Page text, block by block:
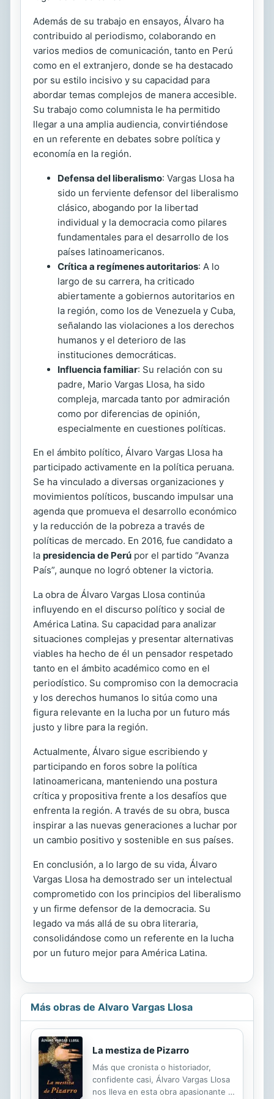
Además de su trabajo en ensayos, Álvaro ha
contribuido al periodismo, colaborando en
varios medios de comunicación, tanto en Perú
como en el extranjero, donde se ha destacado
por su estilo incisivo y su capacidad para
abordar temas complejos de manera accesible.
Su trabajo como columnista le ha permitido
llegar a una amplia audiencia, convirtiéndose
en un referente en debates sobre política y
economía en la región.
Defensa del liberalismo: Vargas Llosa ha
sido un ferviente defensor del liberalismo
clásico, abogando por la libertad
individual y la democracia como pilares
fundamentales para el desarrollo de los
países latinoamericanos.
Crítica a regímenes autoritarios: A lo
largo de su carrera, ha criticado
abiertamente a gobiernos autoritarios en
la región, como los de Venezuela y Cuba,
señalando las violaciones a los derechos
humanos y el deterioro de las
instituciones democráticas.
Influencia familiar: Su relación con su
padre, Mario Vargas Llosa, ha sido
compleja, marcada tanto por admiración
como por diferencias de opinión,
especialmente en cuestiones políticas.
En el ámbito político, Álvaro Vargas Llosa ha
participado activamente en la política peruana.
Se ha vinculado a diversas organizaciones y
movimientos políticos, buscando impulsar una
agenda que promueva el desarrollo económico
y la reducción de la pobreza a través de
políticas de mercado. En 2016, fue candidato a
la presidencia de Perú por el partido “Avanza
País”, aunque no logró obtener la victoria.
La obra de Álvaro Vargas Llosa continúa
influyendo en el discurso político y social de
América Latina. Su capacidad para analizar
situaciones complejas y presentar alternativas
viables ha hecho de él un pensador respetado
tanto en el ámbito académico como en el
periodístico. Su compromiso con la democracia
y los derechos humanos lo sitúa como una
figura relevante en la lucha por un futuro más
justo y libre para la región.
Actualmente, Álvaro sigue escribiendo y
participando en foros sobre la política
latinoamericana, manteniendo una postura
crítica y propositiva frente a los desafíos que
enfrenta la región. A través de su obra, busca
inspirar a las nuevas generaciones a luchar por
un cambio positivo y sostenible en sus países.
En conclusión, a lo largo de su vida, Álvaro
Vargas Llosa ha demostrado ser un intelectual
comprometido con los principios del liberalismo
y un firme defensor de la democracia. Su
legado va más allá de su obra literaria,
consolidándose como un referente en la lucha
por un futuro mejor para América Latina.
Más obras de Alvaro Vargas Llosa
La mestiza de Pizarro
Más que cronista o historiador,
confidente casi, Álvaro Vargas Llosa
nos lleva en esta obra apasionante a